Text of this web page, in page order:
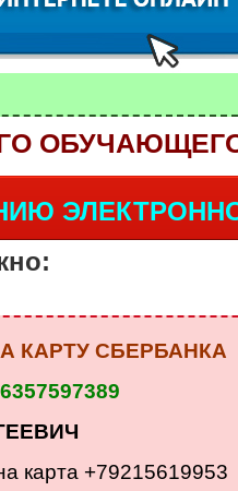
КАРТУ СБЕРБАНКА
карта +79215619953